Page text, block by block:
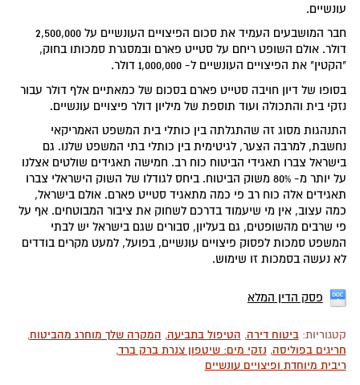
עונשיים.
חבר המושבעים העמיד את סכום הפיצויים העונשיים על 2,500,000
דולר. אולם השופט ריחם על סטייט פארם ובמסגרת סמכותו בחוק,
"הקטין" את הפיצויים העונשיים ל- 1,000,000 דולר.
בסופו של דיון חויבה סטייט פארם בסכום של כמאתיים אלף דולר עבור
נזקי בית והתכולה ועוד תוספת של מיליון דולר פיצויים עונשיים.
התנהגות מסוג זה שהתגלתה בין כותלי בית המשפט האמריקאי
נחשבת, למרבה הצער, לגיטימית בין כותלי בתי המשפט שלנו. גם
בישראל צברו תאגידי הביטוח כוח רב. חמישה תאגידים שולטים אצלנו
על יותר מ- 80% משוק הביטוח. ביחס לגודלו של השוק הישראלי צברו
תאגידים אלה כוח רב פי כמה מתאגיד סטייט פארם. אולם בישראל,
כמה עצוב, אין מי שיעמוד בדרכם לשחוק את ציבור המבוטחים. אף על
פי שרבים מהשופטים, גם בעליון, סבורים שגם בישראל יש לבתי
המשפט סמכות לפסוק פיצויים עונשיים, בפועל, למעט מקרים בודדים
לא נעשה בסמכות זו שימוש.
פסק הדין המלא
קטגוריות:ביטוח דירה, הטיפול בתביעה, המקרה שלך מוחרג מהביטוח,
חריגים בפוליסה, נזקי מים: שיטפון צנרת ברק ברד,
ריבית מיוחדת ופיצויים עונשיים